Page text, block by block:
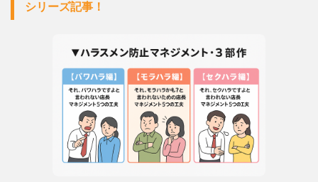
シリーズ記事！